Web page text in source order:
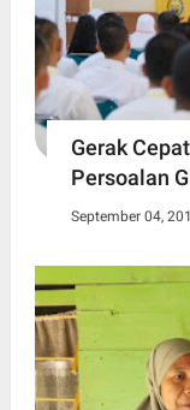
Gerak
Persoalan
September 04,